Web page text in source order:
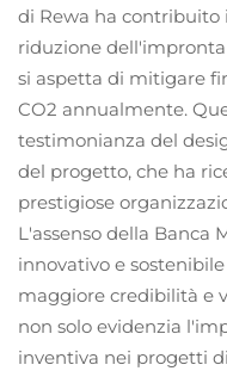
di Rewa ha contribuito
riduzione
si aspetta di mitigare
CO2 annualmente.
testimonianza del
del progetto, che ha
prestigiose
L'assenso della Banca
innovativo e
maggiore credibilità e
non solo evidenzia
inventiva nei progetti